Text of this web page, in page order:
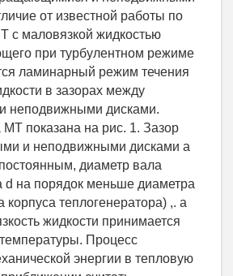
от известной работы по
с маловязкой жидкостью
при турбулентном режиме
ламинарный режим течения
в зазорах между
неподвижными дисками.
МТ показана на рис. 1. Зазор
и неподвижными дисками а
диаметр вала
d на порядок меньше диаметра
корпуса теплогенератора) ,. а
жидкости принимается
Процесс
энергии в тепловую